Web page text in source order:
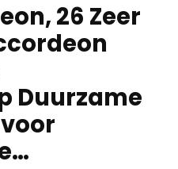
26 Zeer
Duurzame